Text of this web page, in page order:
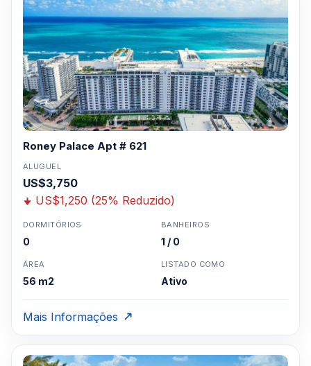
Roney Palace Apt # 621
ALUGUEL
US$3,750
US$1,250 (25% Reduzido)
DORMITÓRIOS
0
BANHEIROS
1 / 0
ÁREA
56 m2
LISTADO COMO
Ativo
Mais Informações